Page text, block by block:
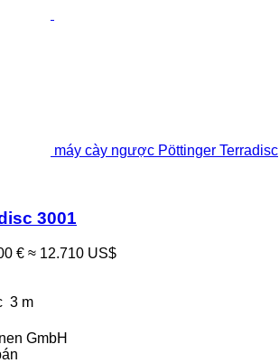
máy cày ngược Pöttinger Terradisc
3001
€ ≈ 12.710 US$
3 m
GmbH